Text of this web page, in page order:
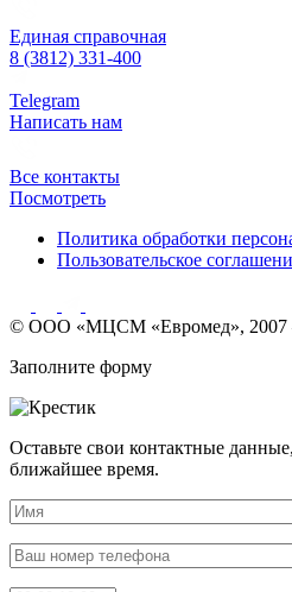
Единая справочная
8 (3812) 331-400
Telegram
Написать нам
Все контакты
Посмотреть
Политика обработки
Пользовательское
© ООО «МЦСМ «Евромед», 2007
Заполните форму
Оставьте свои контактные
ближайшее время.